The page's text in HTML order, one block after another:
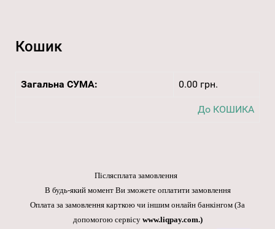
Кошик
Загальна СУМА: 0.00 грн.
До КОШИКА
Післясплата замовлення
В будь-який момент Ви зможете оплатити замовлення
Оплата за замовлення карткою чи іншим онлайн банкінгом (За
допомогою сервісу www.liqpay.com.)